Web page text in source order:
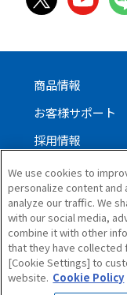
商品情報
お客様サポート
採用情報
サイトについて
個人情報保護方針
ソーシャルメディア
サイトマップ
We use cookies to
personalize content
analyze our traffic. We
with our social media,
combine it with other
that they have collected
[Cookie Settings] to
website. Cookie Policy